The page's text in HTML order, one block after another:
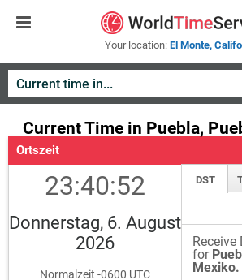
Your location: El Monte,
Current Time in Puebla,
Ortszeit
23:40:52
Donnerstag, 6. August
2026
Normalzeit -0600 UTC
DST
Receive
for
Mexiko.